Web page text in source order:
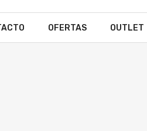
OFERTAS OUTLET